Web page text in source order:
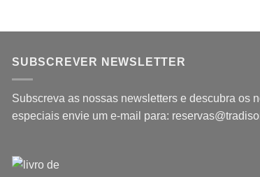
SUBSCREVER NEWSLETTER
Subscreva as nossas newsletters e descubra os
especiais envie um e-mail para: